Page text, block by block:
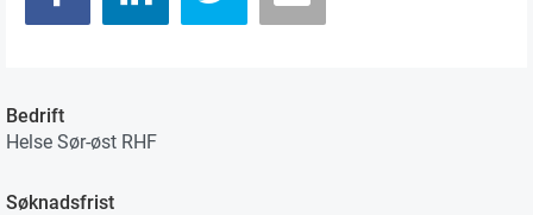
Bedrift
Helse Sør-øst RHF
Søknadsfrist